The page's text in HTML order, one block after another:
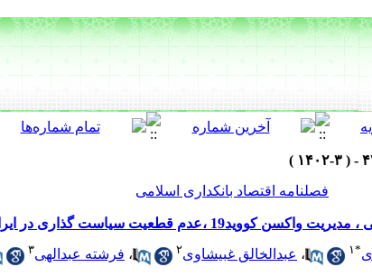
فصلنامه اقتصاد بانکداری اسلامی
کووید19 ،عدم قطعیت سیاست گذاری در ایران
*۱ ، عبدالخالق غبیشاوی۲ ، فرشته عبدالهی۳